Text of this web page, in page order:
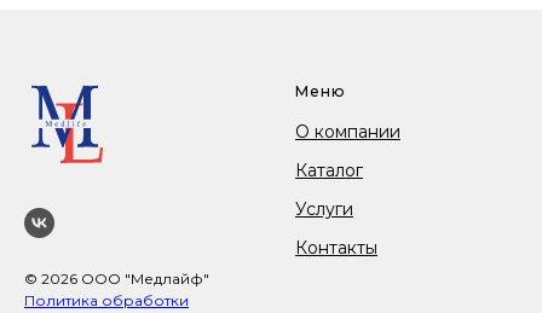
© 2026 ООО "Медлайф"
Политика обработки
Меню
О компании
Каталог
Услуги
Контакты